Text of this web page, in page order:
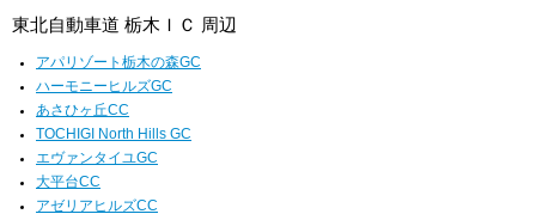
東北自動車道 栃木ＩＣ 周辺
アパリゾート栃木の森GC
ハーモニーヒルズGC
あさひヶ丘CC
TOCHIGI North Hills GC
エヴァンタイユGC
大平台CC
アゼリアヒルズCC